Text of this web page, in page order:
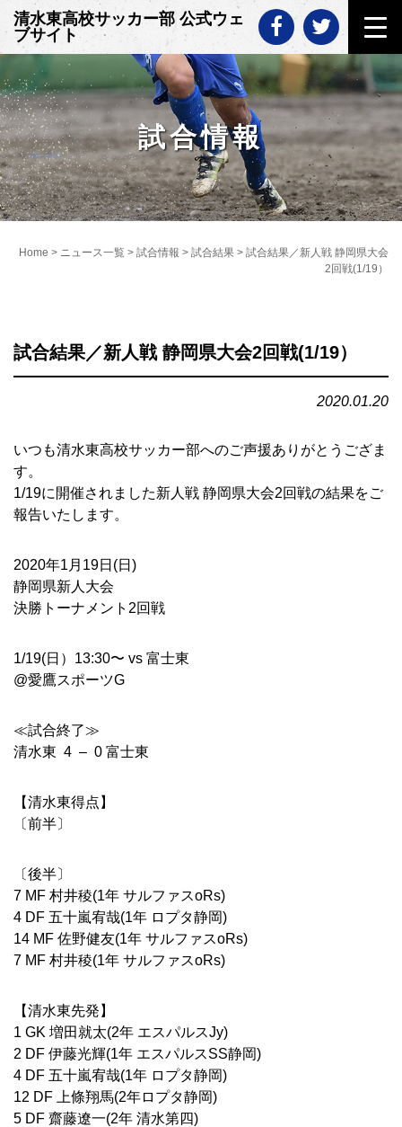
Skip
to
content
清水東高校サッカー部 公式ウェ
ブサイト
試合情報
Home > ニュース一覧 > 試合情報 > 試合結果 > 試合結果／新人戦 静岡県大会
2回戦(1/19）
試合結果／新人戦 静岡県大会2回戦(1/19）
2020.01.20
いつも清水東高校サッカー部へのご声援ありがとうござま
す。
1/19に開催されました新人戦 静岡県大会2回戦の結果をご
報告いたします。
2020年1月19日(日)
静岡県新人大会
決勝トーナメント2回戦
1/19(日）13:30〜 vs 富士東
@愛鷹スポーツG
≪試合終了≫
清水東 4 – 0 富士東
【清水東得点】
〔前半〕
〔後半〕
7 MF 村井稜(1年 サルファスoRs)
4 DF 五十嵐宥哉(1年 ロプタ静岡)
14 MF 佐野健友(1年 サルファスoRs)
7 MF 村井稜(1年 サルファスoRs)
【清水東先発】
1 GK 増田就太(2年 エスパルスJy)
2 DF 伊藤光輝(1年 エスパルスSS静岡)
4 DF 五十嵐宥哉(1年 ロプタ静岡)
12 DF 上條翔馬(2年ロプタ静岡)
5 DF 齋藤遼一(2年 清水第四)